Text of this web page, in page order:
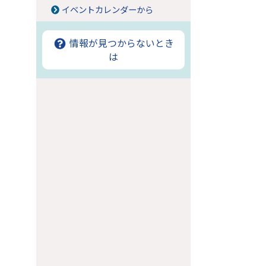
イベントカレンダーから
情報が見つからないとき
は